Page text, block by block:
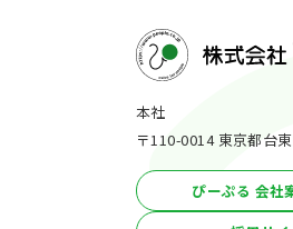
本社
〒110-0014 東京都台
ぴーぷる 会社